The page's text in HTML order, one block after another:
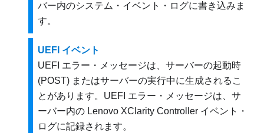
バー内のシステム・イベント・ログに書き込みま
す。
UEFI イベント
UEFI エラー・メッセージは、サーバーの起動時
(POST) またはサーバーの実行中に生成されるこ
とがあります。UEFI エラー・メッセージは、サ
ーバー内の Lenovo XClarity Controller イベント・
ログに記録されます。